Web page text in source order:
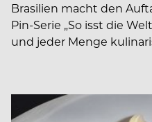
Brasilien macht den
Pin-Serie „So isst die
und jeder Menge